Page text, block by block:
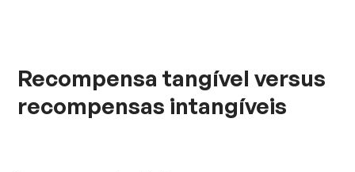
Recompensa tangível versus
recompensas intangíveis